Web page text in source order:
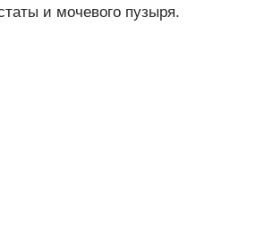
и мочевого пузыря.